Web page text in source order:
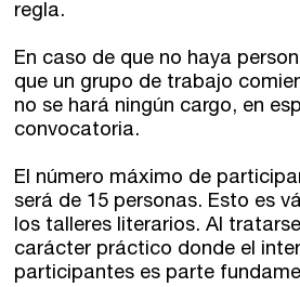
regla.
En caso de que no haya
que un grupo de trabajo
no se hará ningún cargo, en
convocatoria.
El número máximo de
será de 15 personas. Esto es
los talleres literarios. Al
carácter práctico donde el
participantes es parte